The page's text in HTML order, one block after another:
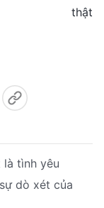
thật
tình yêu
dò xét của